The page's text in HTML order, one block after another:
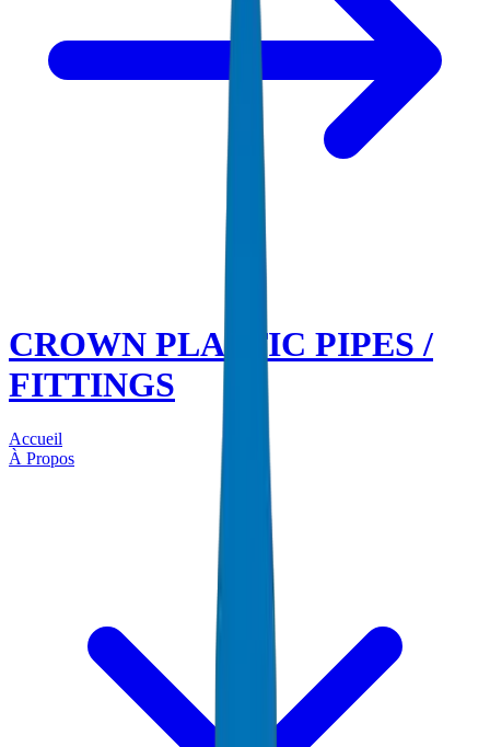
CROWN PLASTIC PIPES /
FITTINGS
Accueil
À Propos